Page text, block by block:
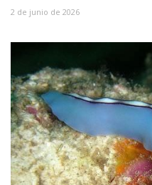
2 de junio de 2026